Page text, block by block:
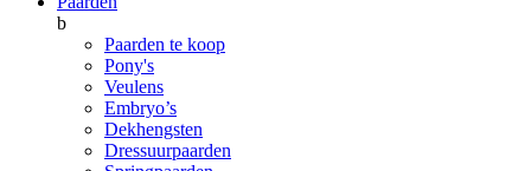
b
Paarden te koop
Pony's
Veulens
Embryo’s
Dekhengsten
Dressuurpaarden